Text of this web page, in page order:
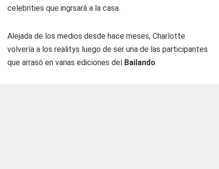
celebrities que ingrsará a la casa.
Alejada de los medios desde hace meses, Charlotte
volvería a los realitys luego de ser una de las participantes
que arrasó en varias ediciones del Bailando.